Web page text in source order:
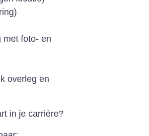
met foto- en
overleg en
in je carrière?